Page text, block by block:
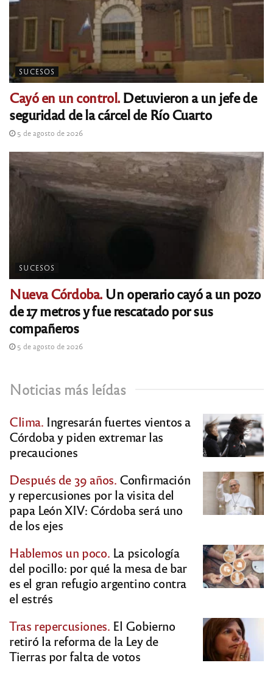
SUCESOS
Cayó en un control.Detuvieron a un jefe de
seguridad de la cárcel de Río Cuarto
5 de agosto de 2026
SUCESOS
Nueva Córdoba.Un operario cayó a un pozo
de 17 metros y fue rescatado por sus
compañeros
5 de agosto de 2026
Noticias más leídas
Clima. Ingresarán fuertes vientos a
Córdoba y piden extremar las
precauciones
Después de 39 años. Confirmación
y repercusiones por la visita del
papa León XIV: Córdoba será uno
de los ejes
Hablemos un poco. La psicología
del pocillo: por qué la mesa de bar
es el gran refugio argentino contra
el estrés
Tras repercusiones. El Gobierno
retiró la reforma de la Ley de
Tierras por falta de votos